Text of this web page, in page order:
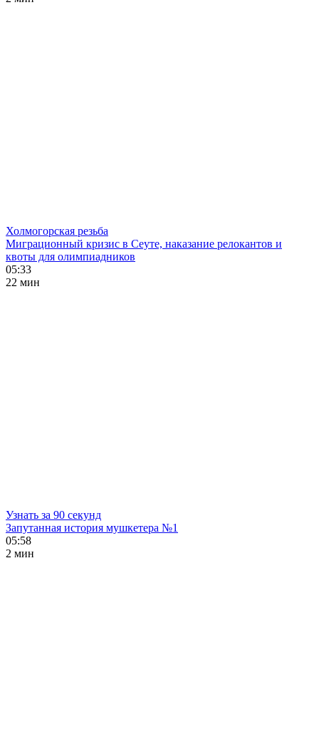
Холмогорская резьба
Миграционный кризис в Сеуте, наказание релокантов и
квоты для олимпиадников
05:33
22 мин
Узнать за 90 секунд
Запутанная история мушкетера №1
05:58
2 мин